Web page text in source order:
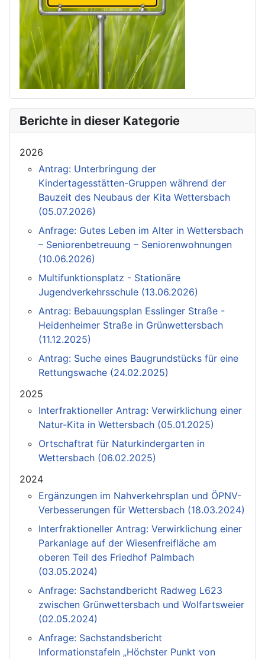
Berichte in dieser Kategorie
2026
Antrag: Unterbringung der
Kindertagesstätten-Gruppen während der
Bauzeit des Neubaus der Kita Wettersbach
(05.07.2026)
Anfrage: Gutes Leben im Alter in Wettersbach
– Seniorenbetreuung – Seniorenwohnungen
(10.06.2026)
Multifunktionsplatz - Stationäre
Jugendverkehrsschule (13.06.2026)
Antrag: Bebauungsplan Esslinger Straße -
Heidenheimer Straße in Grünwettersbach
(11.12.2025)
Antrag: Suche eines Baugrundstücks für eine
Rettungswache (24.02.2025)
2025
Interfraktioneller Antrag: Verwirklichung einer
Natur-Kita in Wettersbach (05.01.2025)
Ortschaftrat für Naturkindergarten in
Wettersbach (06.02.2025)
2024
Ergänzungen im Nahverkehrsplan und ÖPNV-
Verbesserungen für Wettersbach (18.03.2024)
Interfraktioneller Antrag: Verwirklichung einer
Parkanlage auf der Wiesenfreifläche am
oberen Teil des Friedhof Palmbach
(03.05.2024)
Anfrage: Sachstandbericht Radweg L623
zwischen Grünwettersbach und Wolfartsweier
(02.05.2024)
Anfrage: Sachstandsbericht
Informationstafeln „Höchster Punkt von